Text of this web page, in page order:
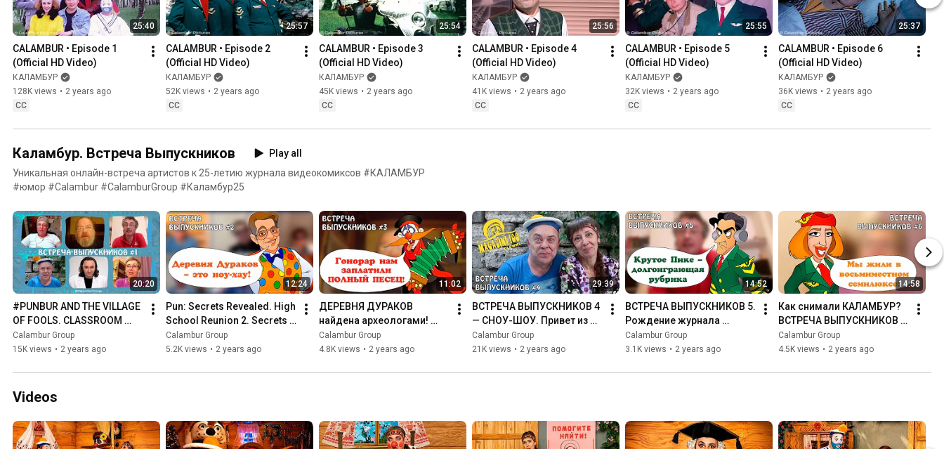
25:40
CALAMBUR • Episode 1
(Official HD Video)
КАЛАМБУР
128K views • 2 years ago
CC
25:57
CALAMBUR • Episode 2
(Official HD Video)
КАЛАМБУР
52K views • 2 years ago
CC
25:54
CALAMBUR • Episode 3
(Official HD Video)
КАЛАМБУР
45K views • 2 years ago
CC
25:56
CALAMBUR • Episode 4
(Official HD Video)
КАЛАМБУР
41K views • 2 years ago
CC
25:55
CALAMBUR • Episode 5
(Official HD Video)
КАЛАМБУР
32K views • 2 years ago
CC
25:37
CALAMBUR • Episode 6
(Official HD Video)
КАЛАМБУР
36K views • 2 years ago
CC
Каламбур. Встреча Выпускников
Play all
Уникальная онлайн-встреча артистов к 25-летию журнала видеокомиксов #КАЛАМБУР
#юмор #Calambur #CalamburGroup #Каламбур25
20:20
#PUNBUR AND THE VILLAGE
OF FOOLS. CLASSROOM
REUNION 1. 20 YEARS
LATER!
Calambur Group
15K views • 2 years ago
12:24
Pun: Secrets Revealed. High
School Reunion 2. Secrets
of the Village of Fools
Calambur Group
5.2K views • 2 years ago
11:02
ДЕРЕВНЯ ДУРАКОВ
найдена археологами!
ВСТРЕЧА ВЫПУСКНИКОВ 3.
Рождение первых
Calambur Group
4.8K views • 2 years ago
29:39
ВСТРЕЧА ВЫПУСКНИКОВ 4
— СНОУ-ШОУ. Привет из
прошлого!
#ДеревняДураков на
Calambur Group
21K views • 2 years ago
14:52
ВСТРЕЧА ВЫПУСКНИКОВ 5.
Рождение журнала
видеокомиксов
#КАЛАМБУР
Calambur Group
3.1K views • 2 years ago
14:58
Как снимали КАЛАМБУР?
ВСТРЕЧА ВЫПУСКНИКОВ 6.
Секретные материалы!
Calambur Group
4.5K views • 2 years ago
Videos